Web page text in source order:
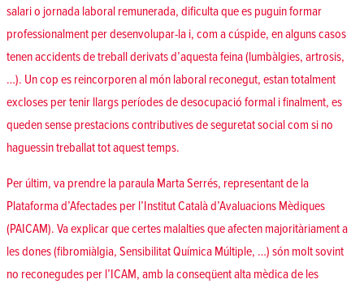
salari o jornada laboral remunerada, dificulta que es puguin formar
professionalment per desenvolupar-la i, com a cúspide, en alguns casos
tenen accidents de treball derivats d’aquesta feina (lumbàlgies, artrosis,
…). Un cop es reincorporen al món laboral reconegut, estan totalment
excloses per tenir llargs períodes de desocupació formal i finalment, es
queden sense prestacions contributives de seguretat social com si no
haguessin treballat tot aquest temps.
Per últim, va prendre la paraula Marta Serrés, representant de la
Plataforma d’Afectades per l’Institut Català d’Avaluacions Mèdiques
(PAICAM). Va explicar que certes malalties que afecten majoritàriament a
les dones (fibromiàlgia, Sensibilitat Química Múltiple, …) són molt sovint
no reconegudes per l’ICAM, amb la conseqüent alta mèdica de les